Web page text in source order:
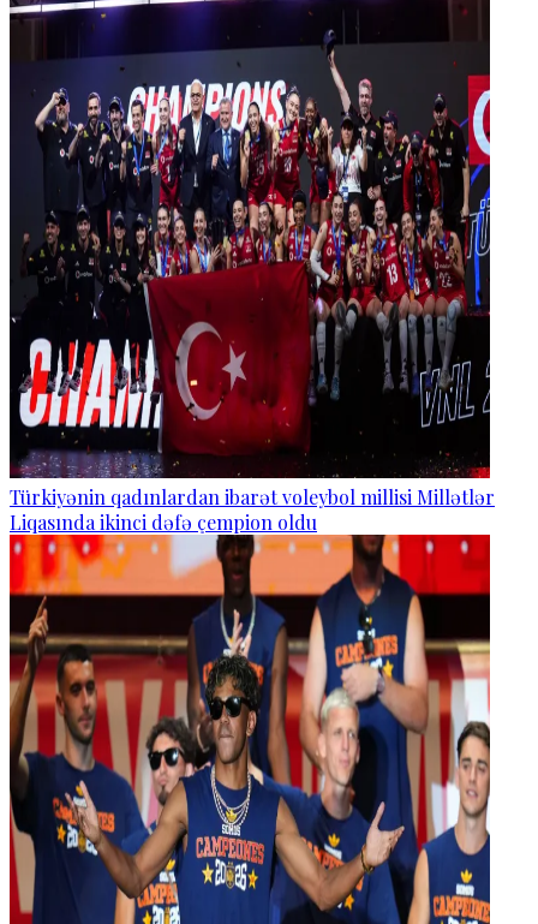
Türkiyənin qadınlardan ibarət voleybol millisi Millətlər
Liqasında ikinci dəfə çempion oldu